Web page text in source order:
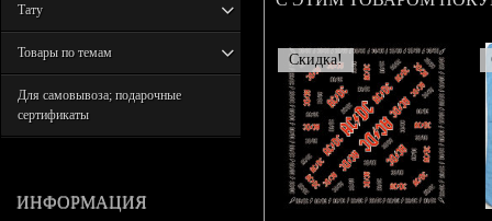
Тату
Товары по темам
Для самовывоза; подарочные
сертификаты
ИНФОРМАЦИЯ
Скидка!